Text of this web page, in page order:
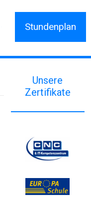
Stundenplan
Unsere
Zertifikate